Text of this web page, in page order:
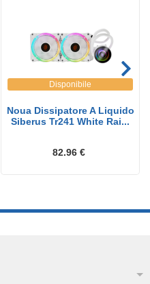
Disponibile
Noua Dissipatore A Liquido
Siberus Tr241 White Rai...
82.96 €